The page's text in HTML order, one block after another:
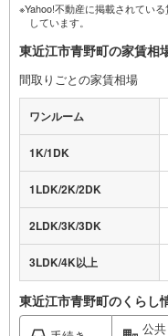
※Yahoo!不動産に掲載されてい
しています。
東近江市青野町の家賃相
間取りごとの家賃相場
ワンルーム
1K/1DK
1LDK/2K/2DK
2LDK/3K/3DK
3LDK/4K以上
東近江市青野町のくらし
公共